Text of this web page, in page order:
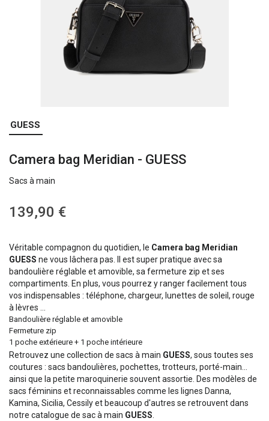
Skip
to
beginning
the
gallery
GUESS
Camera bag Meridian - GUESS
Sacs à main
139,90 €
Véritable compagnon du quotidien, le Camera bag Meridian
GUESS ne vous lâchera pas. Il est super pratique avec sa
bandoulière réglable et amovible, sa fermeture zip et ses
compartiments. En plus, vous pourrez y ranger facilement tous
vos indispensables : téléphone, chargeur, lunettes de soleil, rouge
à lèvres ...
Bandoulière réglable et amovible
Fermeture zip
1 poche extérieure + 1 poche intérieure
Retrouvez une collection de sacs à main GUESS, sous toutes ses
coutures : sacs bandoulières, pochettes, trotteurs, porté-main...
ainsi que la petite maroquinerie souvent assortie. Des modèles de
sacs féminins et reconnaissables comme les lignes Danna,
Kamina, Sicilia, Cessily et beaucoup d'autres se retrouvent dans
notre catalogue de sac à main GUESS.